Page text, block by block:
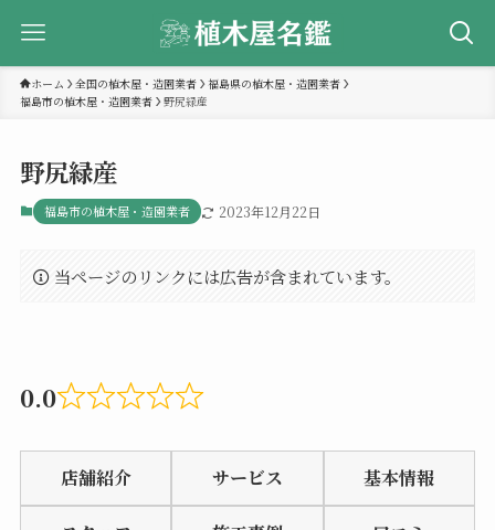
ホーム 全国の植木屋・造園業者
福島県の植木屋・造園業者
福島市の植木屋・造園業者
野尻緑産
野尻緑産
福島市の植木屋・造園業者 2023年12月22日
当ページのリンクには広告が含まれています。
0.0
Rated
0.0
out
店舗紹介 サービス 基本情報